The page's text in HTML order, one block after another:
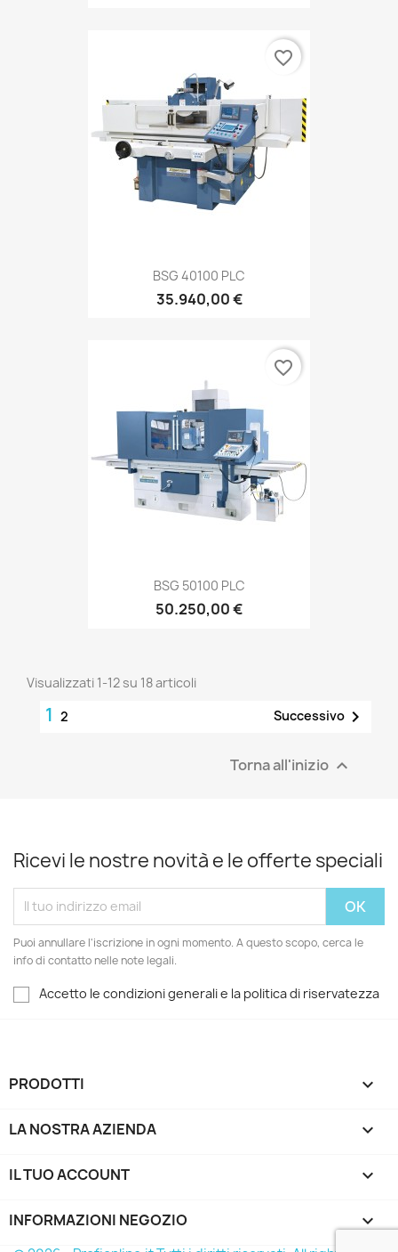
BSG 40100 PLC
35.940,00 €
favorite_border
BSG 50100 PLC
50.250,00 €
favorite_border
Visualizzati 1-12 su 18 articoli
1 2 Successivo 
Torna all'inizio 
Ricevi le nostre novità e le offerte speciali
Puoi annullare l'iscrizione in ogni momento. A questo scopo, cerca le
info di contatto nelle note legali.
Accetto le condizioni generali e la politica di riservatezza
PRODOTTI 
LA NOSTRA AZIENDA 
IL TUO ACCOUNT 
INFORMAZIONI NEGOZIO keyboard_arrow_down